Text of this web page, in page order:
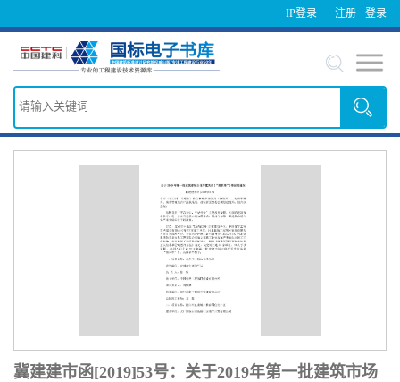
IP登录 登录
注册
冀建建市函[2019]53号：关于2019年第一批建筑市场